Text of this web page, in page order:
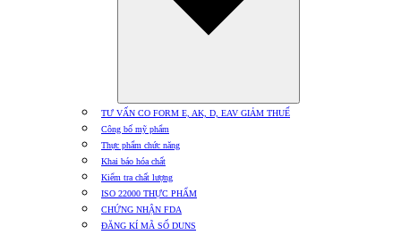
TƯ VẤN CO FORM E, AK, D, EAV GIẢM THUẾ
Công bố mỹ phẩm
Thực phẩm chức năng
Khai báo hóa chất
Kiểm tra chất lượng
ISO 22000 THỰC PHẨM
CHỨNG NHẬN FDA
ĐĂNG KÍ MÃ SỐ DUNS